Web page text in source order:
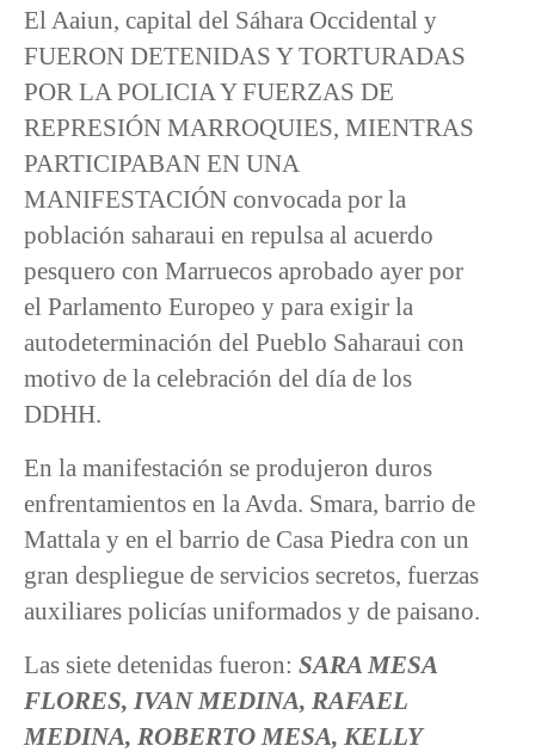
El Aaiun, capital del Sáhara Occidental y
FUERON DETENIDAS Y TORTURADAS
POR LA POLICIA Y FUERZAS DE
REPRESIÓN MARROQUIES, MIENTRAS
PARTICIPABAN EN UNA
MANIFESTACIÓN convocada por la
población saharaui en repulsa al acuerdo
pesquero con Marruecos aprobado ayer por
el Parlamento Europeo y para exigir la
autodeterminación del Pueblo Saharaui con
motivo de la celebración del día de los
DDHH.
En la manifestación se produjeron duros
enfrentamientos en la Avda. Smara, barrio de
Mattala y en el barrio de Casa Piedra con un
gran despliegue de servicios secretos, fuerzas
auxiliares policías uniformados y de paisano.
Las siete detenidas fueron: SARA MESA
FLORES, IVAN MEDINA, RAFAEL
MEDINA, ROBERTO MESA, KELLY